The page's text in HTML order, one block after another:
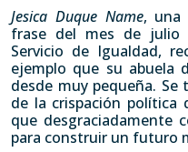
Jesica Duque Name, una
frase del mes de julio
Servicio de Igualdad,
ejemplo que su abuela
desde muy pequeña.
de la crispación política
que desgraciadamente
para construir un futuro